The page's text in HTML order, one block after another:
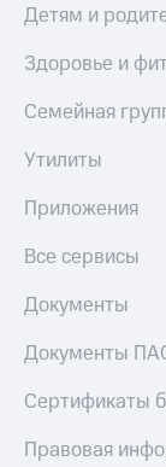
Детям и
Здоровье и
Семейная
Утилиты
Приложения
Все сервисы
Документы
Документы
Сертификаты
Правовая